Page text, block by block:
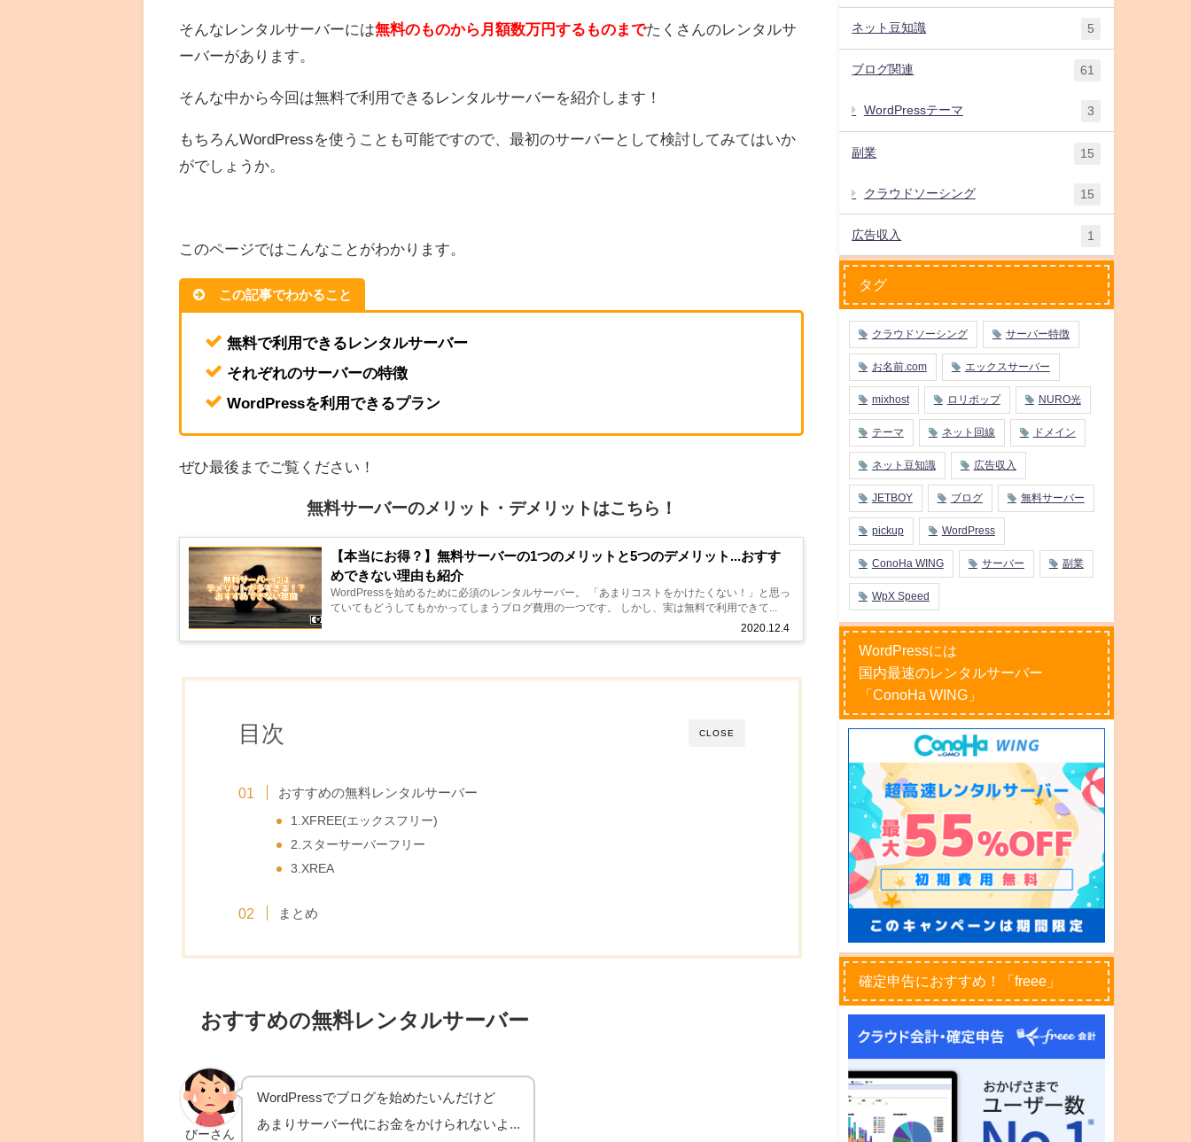
そんなレンタルサーバーには無料のものから月額数万円するものまでたくさんのレンタルサ
ーバーがあります。
そんな中から今回は無料で利用できるレンタルサーバーを紹介します！
もちろんWordPressを使うことも可能ですので、最初のサーバーとして検討してみてはいか
がでしょうか。
このページではこんなことがわかります。
この記事でわかること
無料で利用できるレンタルサーバー
それぞれのサーバーの特徴
WordPressを利用できるプラン
ぜひ最後までご覧ください！
無料サーバーのメリット・デメリットはこちら！
【本当にお得？】無料サーバーの1つのメリットと5つのデメリット...おすす
めできない理由も紹介
2020.12.4
WordPressを始めるために必須のレンタルサーバー。 「あまりコストをかけたくない！」と思っ
ていてもどうしてもかかってしまうブログ費用の一つです。 しかし、実は無料で利用できて...
CLOSE
目次
おすすめの無料レンタルサーバー
1.XFREE(エックスフリー)
2.スターサーバーフリー
3.XREA
まとめ
おすすめの無料レンタルサーバー
びーさん
WordPressでブログを始めたいんだけど
あまりサーバー代にお金をかけられないよ...
ネット豆知識 5
ブログ関連 61
WordPressテーマ 3
副業 15
クラウドソーシング 15
広告収入 1
タグ
クラウドソーシング サーバー特徴
お名前.com エックスサーバー
mixhost ロリポップ NURO光
テーマ ネット回線 ドメイン
ネット豆知識 広告収入
JETBOY ブログ 無料サーバー
pickup WordPress
ConoHa WING サーバー 副業
WpX Speed
WordPressには
国内最速のレンタルサーバー
「ConoHa WING」
確定申告におすすめ！「freee」